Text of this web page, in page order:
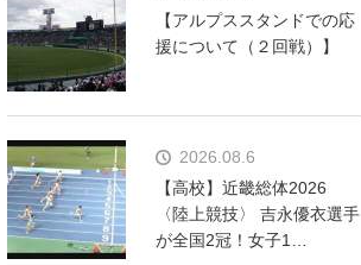
【アルプススタンドでの応
援について（２回戦）】
2026.08.6
【高校】近畿総体2026
〈陸上競技〉 吉永優衣選手
が全国2冠！女子1…